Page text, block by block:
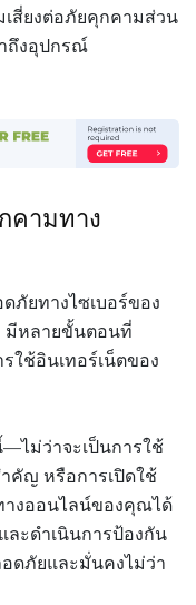
สี่ยงต่อภัยคุกคามส่วน
ถึงอุปกรณ์
คามทาง
ภัยทางไซเบอร์ของ
มีหลายขั้นตอนที่
ใช้อินเทอร์เน็ตของ
—ไม่ว่าจะเป็นการใช้
ำคัญ หรือการเปิดใช้
างออนไลน์ของคุณได้
ละดำเนินการป้องกัน
ดภัยและมั่นคงไม่ว่า